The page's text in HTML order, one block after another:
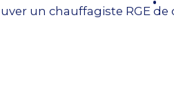
un chauffagiste RGE de